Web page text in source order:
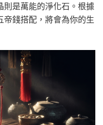
則是萬能的淨化石。根據
帝錢搭配，將會為你的生